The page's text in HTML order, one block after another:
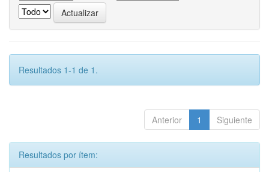
Resultados 1-1 de 1.
Anterior 1 Siguiente
Resultados por ítem: